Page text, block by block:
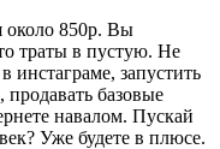
около 850р. Вы
траты в пустую. Не
инстаграме, запустить
базовые
навалом. Пускай
Уже будете в плюсе.